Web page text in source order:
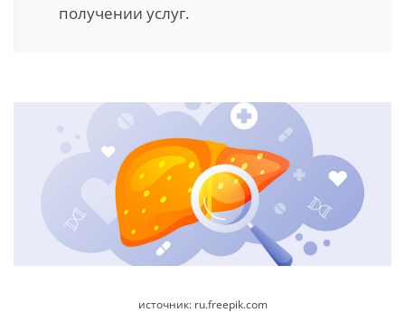
получении услуг.
источник: ru.freepik.com